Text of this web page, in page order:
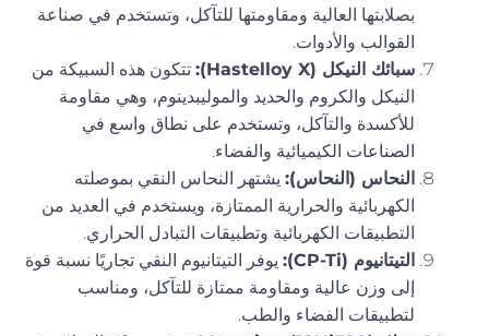
بصلابتها العالية ومقاومتها للتآكل، وتستخدم في صناعة
القوالب والأدوات.
سبائك النيكل (Hastelloy X):
تتكون هذه السبيكة من
النيكل والكروم والحديد والموليبدينوم، وهي مقاومة
للأكسدة والتآكل، وتستخدم على نطاق واسع في
الصناعات الكيميائية والفضاء.
النحاس (النحاس):يشتهر النحاس النقي بموصلته
الكهربائية والحرارية الممتازة، ويستخدم في العديد من
التطبيقات الكهربائية وتطبيقات التبادل الحراري.
التيتانيوم (CP-Ti):
يوفر التيتانيوم النقي تجاريًا نسبة قوة
إلى وزن عالية ومقاومة ممتازة للتآكل، ومناسب
لتطبيقات الفضاء والطب.